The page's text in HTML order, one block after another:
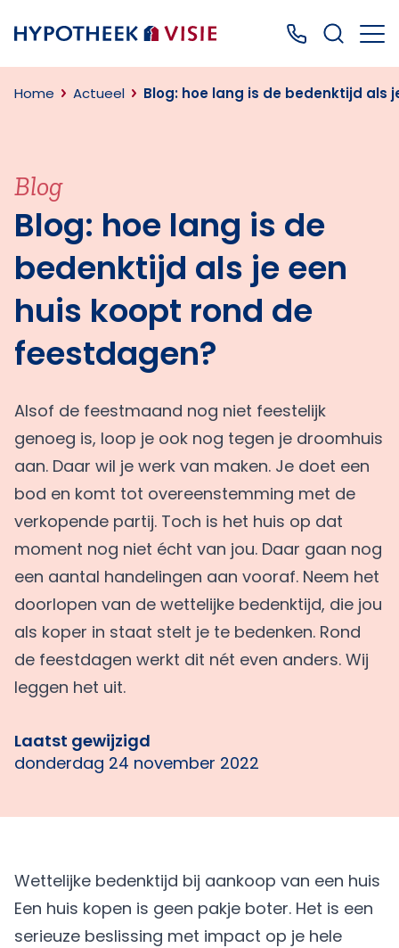
Terug naar home Bel ons: 0499
Home Actueel Blog: hoe lang is de bedenktijd als
Blog
Blog: hoe lang is de
bedenktijd als je een
huis koopt rond de
feestdagen?
Alsof de feestmaand nog niet feestelijk
genoeg is, loop je ook nog tegen je droomhuis
aan. Daar wil je werk van maken. Je doet een
bod en komt tot overeenstemming met de
verkopende partij. Toch is het huis op dat
moment nog niet écht van jou. Daar gaan nog
een aantal handelingen aan vooraf. Neem het
doorlopen van de wettelijke bedenktijd, die jou
als koper in staat stelt je te bedenken. Rond
de feestdagen werkt dit nét even anders. Wij
leggen het uit.
Laatst gewijzigd
donderdag 24 november 2022
Wettelijke bedenktijd bij aankoop van een huis
Een huis kopen is geen pakje boter. Het is een
serieuze beslissing met impact op je hele